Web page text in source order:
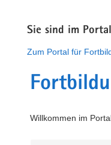
Sie sind im
Zum Portal für
Willkommen im